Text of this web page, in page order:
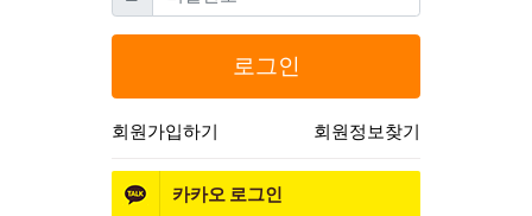
로그인
회원가입하기 회원정보찾기
카카오 로그인